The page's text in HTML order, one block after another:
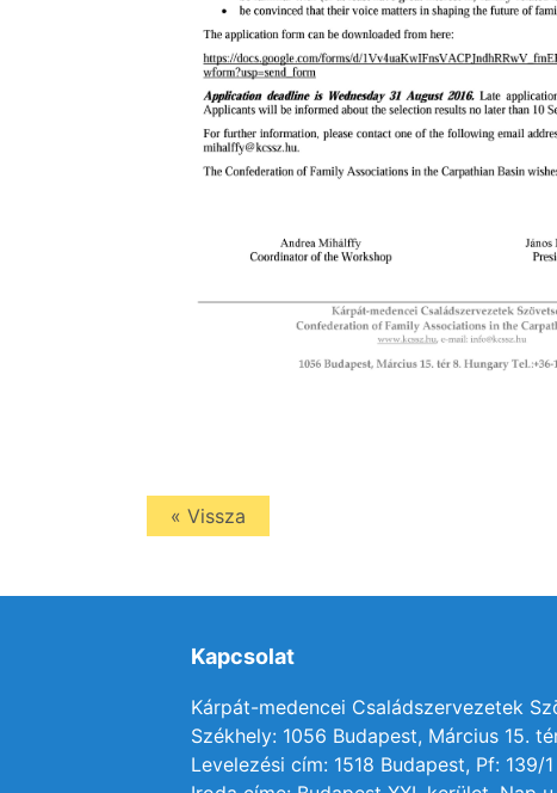
« Vissza
Kapcsolat
Kárpát-medencei Családszervezetek
Székhely: 1056 Budapest, Március 15.
Levelezési cím: 1518 Budapest, Pf: 139/1